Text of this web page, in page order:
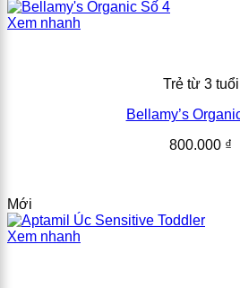
Xem nhanh
Trẻ từ 3 tuổi
Bellamy’s
800.000 ₫
Mới
Xem nhanh